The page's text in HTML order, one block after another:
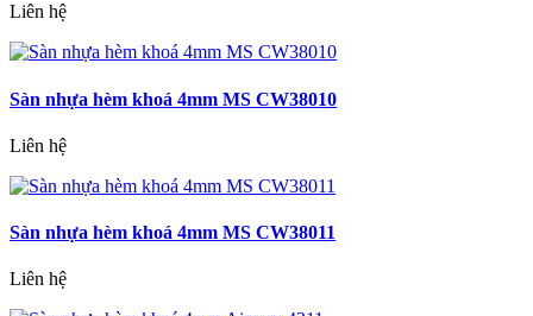
Liên hệ
Sàn nhựa hèm khoá 4mm MS CW38010
Liên hệ
Sàn nhựa hèm khoá 4mm MS CW38011
Liên hệ